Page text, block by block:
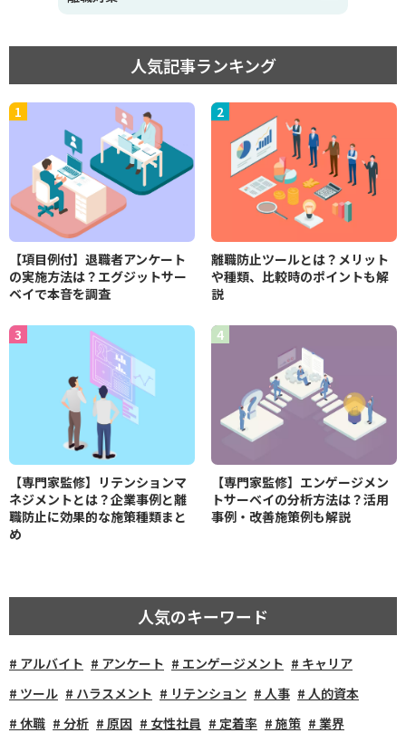
人気記事ランキング
【項目例付】退職者アンケート
の実施方法は？エグジットサー
ベイで本音を調査
離職防止ツールとは？メリット
や種類、比較時のポイントも解
説
【専門家監修】リテンションマ
ネジメントとは？企業事例と離
職防止に効果的な施策種類まと
め
【専門家監修】エンゲージメン
トサーベイの分析方法は？活用
事例・改善施策例も解説
人気のキーワード
アルバイト アンケート エンゲージメント
キャリア
ツール
ハラスメント リテンション 人事
人的資本
休職
分析 原因 女性社員 定着率 施策
業界